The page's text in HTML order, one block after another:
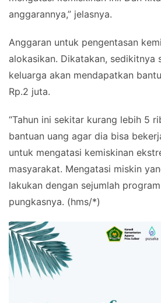
anggarannya,” jelasnya.
Anggaran untuk pengentasan
alokasikan. Dikatakan, sedikitnya
keluarga akan mendapatkan
Rp.2 juta.
“Tahun ini sekitar kurang lebih 5
bantuan uang agar dia bisa
untuk mengatasi kemiskinan
masyarakat. Mengatasi miskin
lakukan dengan sejumlah
pungkasnya. (hms/*)